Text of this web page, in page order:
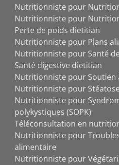
Nutritionniste pour
Nutritionniste pour
Perte de poids dietitian
Nutritionniste pour Plans
Nutritionniste pour Santé
Santé digestive dietitian
Nutritionniste pour Soutien
Nutritionniste pour
Nutritionniste pour
polykystiques (SOPK)
Téléconsultation en
Nutritionniste pour
alimentaire
Nutritionniste pour